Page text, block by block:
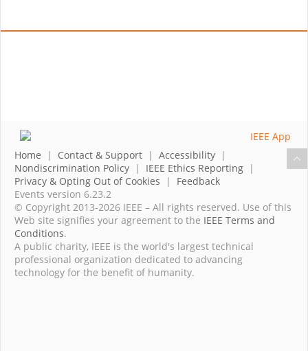
Home | Contact & Support | Accessibility |
Nondiscrimination Policy | IEEE Ethics Reporting |
Privacy & Opting Out of Cookies | Feedback
Events version 6.23.2
© Copyright 2013-2026 IEEE – All rights reserved. Use of this
Web site signifies your agreement to the IEEE Terms and
Conditions.
A public charity, IEEE is the world's largest technical
professional organization dedicated to advancing
technology for the benefit of humanity.